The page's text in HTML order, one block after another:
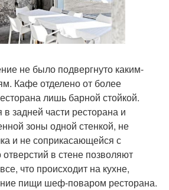
не было подвергнуто каким-
Кафе отделено от более
лишь барной стойкой.
в задней части ресторана и
зоны одной стенкой, не
и не соприкасающейся с
в стене позволяют
что происходит на кухне,
пищи шеф-поваром ресторана.